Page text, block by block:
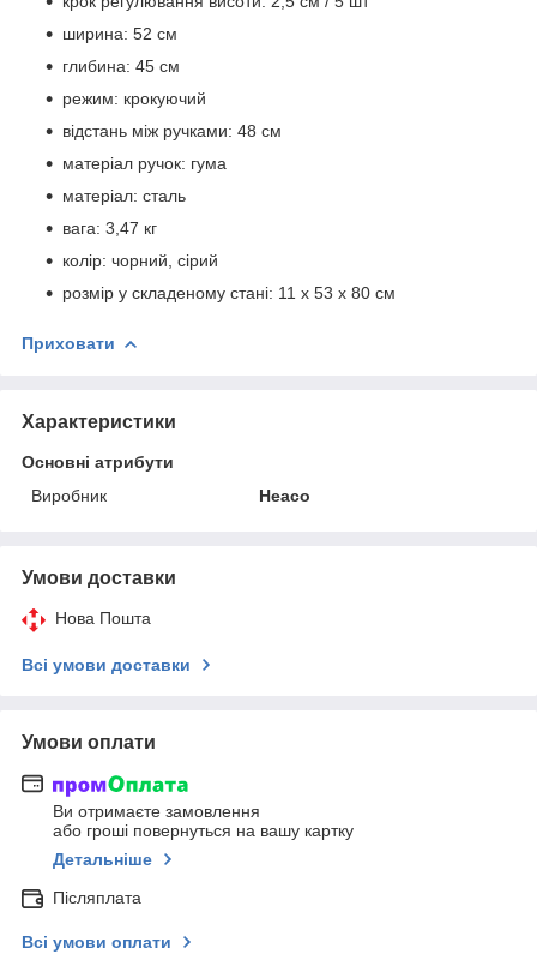
ширина: 52 см
глибина: 45 см
режим: крокуючий
відстань між ручками: 48 см
матеріал ручок: гума
матеріал: сталь
вага: 3,47 кг
колір: чорний, сірий
розмір у складеному стані: 11 х 53 х 80 см
Приховати
Характеристики
Основні атрибути
Виробник
Heaco
Умови доставки
Нова Пошта
Всі умови доставки
Умови оплати
Ви отримаєте замовлення
або гроші повернуться на вашу картку
Детальніше
Післяплата
Всі умови оплати